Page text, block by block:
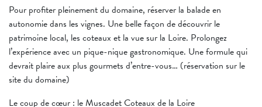
Pour profiter pleinement du domaine, réserver la balade en
autonomie dans les vignes. Une belle façon de découvrir le
patrimoine local, les coteaux et la vue sur la Loire. Prolongez
l’expérience avec un pique-nique gastronomique. Une formule qui
devrait plaire aux plus gourmets d’entre-vous… (réservation sur le
site du domaine)
Le coup de cœur : le Muscadet Coteaux de la Loire